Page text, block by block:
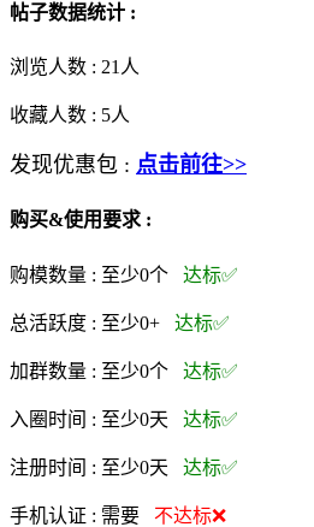
帖子数据统计 :
浏览人数 : 21人
收藏人数 : 5人
发现优惠包 : 点击前往>>
购买&使用要求 :
购模数量 : 至少0个 达标✅
总活跃度 : 至少0+ 达标✅
加群数量 : 至少0个 达标✅
入圈时间 : 至少0天 达标✅
注册时间 : 至少0天 达标✅
手机认证 : 需要 不达标❌